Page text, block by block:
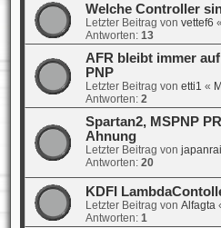
Welche Controller
Letzter Beitrag von vettef6 «
Antworten: 13
AFR bleibt immer
PNP
Letzter Beitrag von etti1 «
Antworten: 2
Spartan2, MSPNP
Ahnung
Letzter Beitrag von
Antworten: 20
KDFI
Letzter Beitrag von Alfagta
Antworten: 1